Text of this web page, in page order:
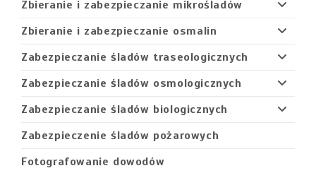
Zbieranie i zabezpieczanie mikrośladów
Zbieranie i zabezpieczanie osmalin
Zabezpieczanie śladów traseologicznych
Zabezpieczanie śladów osmologicznych
Zabezpieczanie śladów biologicznych
Zabezpieczenie śladów pożarowych
Fotografowanie dowodów